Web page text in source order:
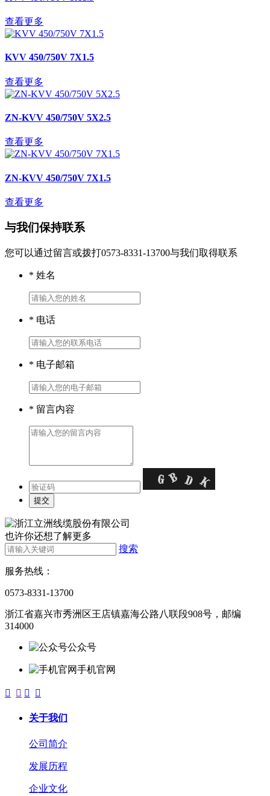
查看更多
KVV 450/750V 7X1.5
查看更多
ZN-KVV 450/750V 5X2.5
查看更多
ZN-KVV 450/750V 7X1.5
查看更多
与我们保持联系
您可以通过留言或拨打0573-8331-13700与我们取得联系
* 姓名
* 电话
* 电子邮箱
* 留言内容
也许你还想了解更多
搜索
服务热线：
0573-8331-13700
浙江省嘉兴市秀洲区王店镇嘉海公路八联段908号，邮编
314000
公众号
手机官网
   
关于我们
公司简介
发展历程
企业文化